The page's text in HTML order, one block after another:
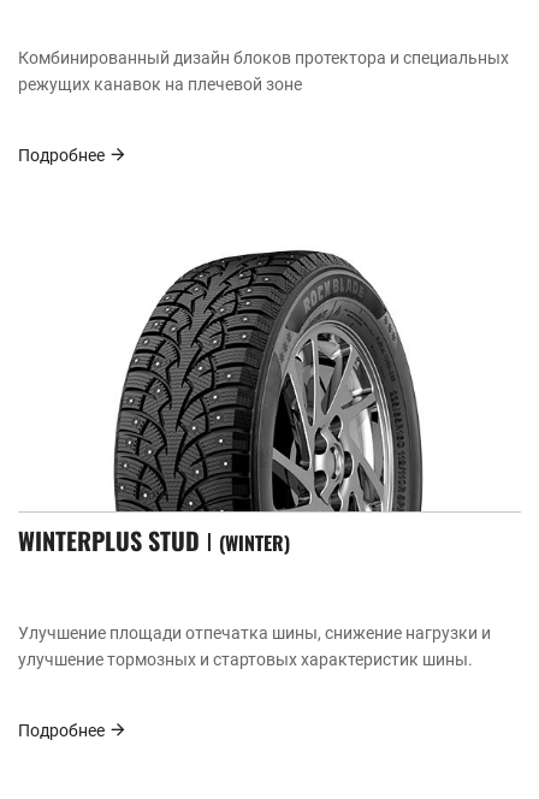
Комбинированный дизайн блоков протектора и специальных
режущих канавок на плечевой зоне
Подробнее
WINTERPLUS STUD Ⅰ WINTER
Улучшение площади отпечатка шины, снижение нагрузки и
улучшение тормозных и стартовых характеристик шины.
Подробнее